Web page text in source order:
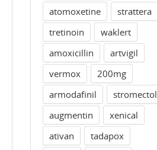
atomoxetine
strattera
tretinoin
waklert
amoxicillin
artvigil
vermox
200mg
armodafinil
stromectol
augmentin
xenical
ativan
tadapox